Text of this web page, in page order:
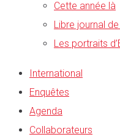
Cette année là
Libre journal
Les portraits
International
Enquêtes
Agenda
Collaborateurs